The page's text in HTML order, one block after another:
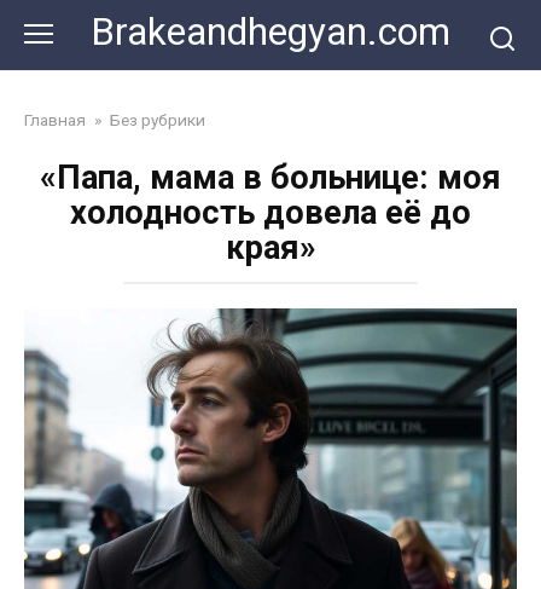
content
Brakeandhegyan.com
Главная » Без рубрики
«Папа, мама в больнице: моя
холодность довела её до
края»